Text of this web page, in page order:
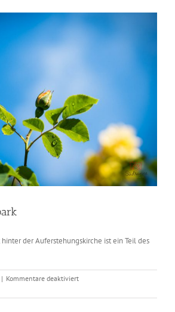
der Auferstehungskirche ist ein Teil des
| Kommentare deaktiviertfür
im